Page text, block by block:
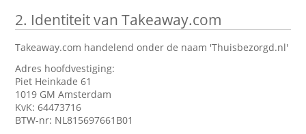
2. Identiteit van Takeaway.com
Takeaway.com handelend onder de naam 'Thuisbezorgd.nl'
Adres hoofdvestiging:
Piet Heinkade 61
1019 GM Amsterdam
KvK: 64473716
BTW-nr: NL815697661B01